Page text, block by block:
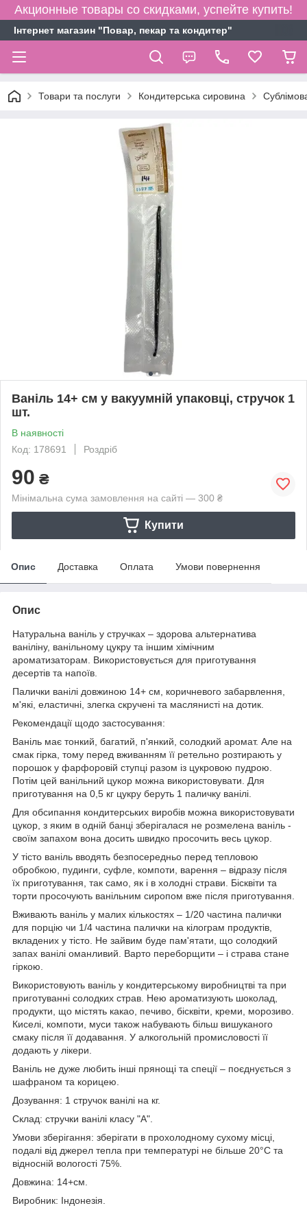
Акционные товары со скидками, успейте купить!
Інтернет магазин "Повар, пекар та кондитер"
Товари та послуги Кондитерська сировина
Ваніль 14+ см у вакуумній упаковці, стручок 1
шт.
В наявності
Код: 178691
Роздріб
90 ₴
Мінімальна сума замовлення на сайті — 300 ₴
Купити
Опис Доставка Оплата Умови повернення
Опис
Натуральна ваніль у стручках – здорова альтернатива
ваніліну, ванільному цукру та іншим хімічним
ароматизаторам. Використовується для приготування
десертів та напоїв.
Палички ванілі довжиною 14+ см, коричневого забарвлення,
м'які, еластичні, злегка скручені та маслянисті на дотик.
Рекомендації щодо застосування:
Ваніль має тонкий, багатий, п'янкий, солодкий аромат. Але на
смак гірка, тому перед вживанням її ретельно розтирають у
порошок у фарфоровій ступці разом із цукровою пудрою.
Потім цей ванільний цукор можна використовувати. Для
приготування на 0,5 кг цукру беруть 1 паличку ванілі.
Для обсипання кондитерських виробів можна використовувати
цукор, з яким в одній банці зберігалася не розмелена ваніль -
своїм запахом вона досить швидко просочить весь цукор.
У тісто ваніль вводять безпосередньо перед тепловою
обробкою, пудинги, суфле, компоти, варення – відразу після
їх приготування, так само, як і в холодні страви. Бісквіти та
торти просочують ванільним сиропом вже після приготування.
Вживають ваніль у малих кількостях – 1/20 частина палички
для порцію чи 1/4 частина палички на кілограм продуктів,
вкладених у тісто. Не зайвим буде пам'ятати, що солодкий
запах ванілі оманливий. Варто переборщити – і страва стане
гіркою.
Використовують ваніль у кондитерському виробництві та при
приготуванні солодких страв. Нею ароматизують шоколад,
продукти, що містять какао, печиво, бісквіти, креми, морозиво.
Киселі, компоти, муси також набувають більш вишуканого
смаку після її додавання. У алкогольній промисловості її
додають у лікери.
Ваніль не дуже любить інші прянощі та спеції – поєднується з
шафраном та корицею.
Дозування: 1 стручок ванілі на кг.
Склад: стручки ванілі класу "А".
Умови зберігання: зберігати в прохолодному сухому місці,
подалі від джерел тепла при температурі не більше 20°С та
відносній вологості 75%.
Довжина: 14+см.
Виробник: Індонезія.